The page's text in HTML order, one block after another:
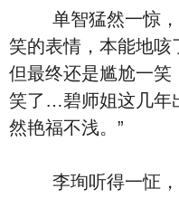
单智猛然一惊，
笑的表情，本能地咳
但最终还是尴尬一笑
笑了…碧师姐这几年
然艳福不浅。”
李珣听得一怔，